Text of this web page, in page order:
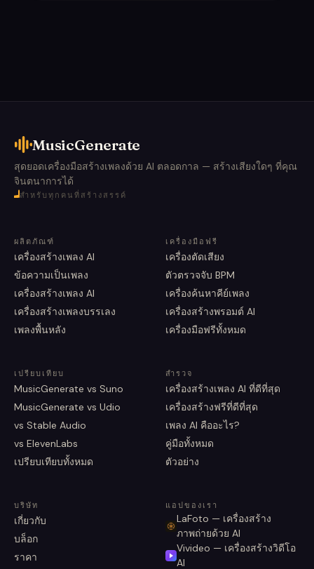
MusicGenerate
สุดยอดเครื่องมือสร้างเพลงด้วย AI ตลอดกาล — สร้างเสียงใดๆ ที่คุณ
จินตนาการได้
สำหรับทุกคนที่สร้างสรรค์
ผลิตภัณฑ์
เครื่องสร้างเพลง AI
ข้อความเป็นเพลง
เครื่องสร้างเพลง AI
เครื่องสร้างเพลงบรรเลง
เพลงพื้นหลัง
เครื่องมือฟรี
เครื่องตัดเสียง
ตัวตรวจจับ BPM
เครื่องค้นหาคีย์เพลง
เครื่องสร้างพรอมต์ AI
เครื่องมือฟรีทั้งหมด
เปรียบเทียบ
MusicGenerate vs Suno
MusicGenerate vs Udio
vs Stable Audio
vs ElevenLabs
เปรียบเทียบทั้งหมด
สำรวจ
เครื่องสร้างเพลง AI ที่ดีที่สุด
เครื่องสร้างฟรีที่ดีที่สุด
เพลง AI คืออะไร?
คู่มือทั้งหมด
ตัวอย่าง
บริษัท
เกี่ยวกับ
บล็อก
ราคา
แอปของเรา
LaFoto — เครื่องสร้าง
ภาพถ่ายด้วย AI
Vivideo — เครื่องสร้างวิดีโอ
AI